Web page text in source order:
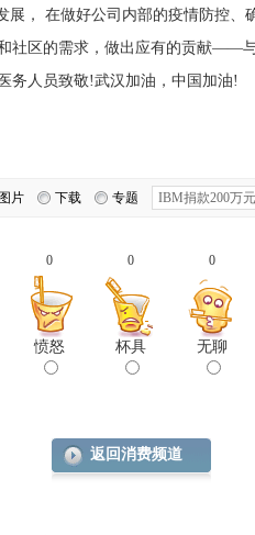
， 在做好公司内部的疫情防控、
社区的需求，做出应有的贡献——
人员致敬!武汉加油，中国加油!
图片 下载 专题
0
愤怒
0
杯具
0
无聊
返回消费频道